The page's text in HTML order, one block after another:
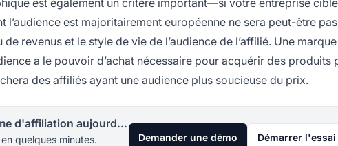
l’audience est majoritairement européenne ne sera peut-être
revenus et le style de vie de l’audience de l’affilié. Une
a le pouvoir d’achat nécessaire pour acquérir des produits
des affiliés ayant une audience plus soucieuse du prix.
Lancez votre programme d'affiliation aujourd'hui
quelques minutes.
Demander une démo Démarrer